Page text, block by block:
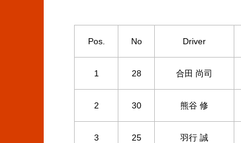
Pos. No Driver
1 28 合田 尚司
2 30 熊谷 修
3 25 羽行 誠